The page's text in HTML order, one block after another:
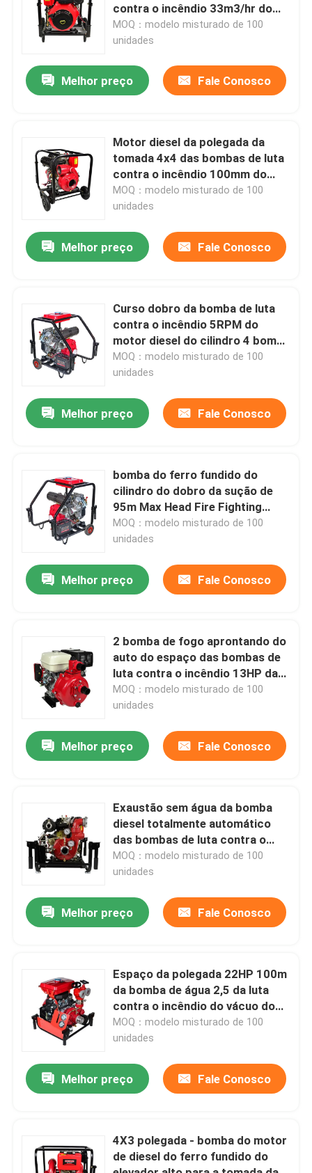
Produtos
Sobre nós
Excursão da fábrica
Contacte-nos
Notícia
Casos
Geradores de solda diesel
contra o incêndio 33m3/hr do
ferro fundido da polegada 50mm
MOQ：modelo misturado de 100
unidades
Melhor preço Fale Conosco
Motor diesel da polegada da
tomada 4x4 das bombas de luta
contra o incêndio 100mm do
ferro fundido do elevador alto
MOQ：modelo misturado de 100
unidades
Melhor preço Fale Conosco
Curso dobro da bomba de luta
contra o incêndio 5RPM do
motor diesel do cilindro 4 bomba
de água de 4 polegadas
MOQ：modelo misturado de 100
unidades
Melhor preço Fale Conosco
bomba do ferro fundido do
cilindro do dobro da sução de
95m Max Head Fire Fighting
Pumps 7m
MOQ：modelo misturado de 100
unidades
Melhor preço Fale Conosco
2 bomba de fogo aprontando do
auto do espaço das bombas de
luta contra o incêndio 13HP da
tartaruga da polegada 100m
MOQ：modelo misturado de 100
unidades
Melhor preço Fale Conosco
Exaustão sem água da bomba
diesel totalmente automático
das bombas de luta contra o
incêndio 11HP 12HP
MOQ：modelo misturado de 100
unidades
Melhor preço Fale Conosco
Espaço da polegada 22HP 100m
da bomba de água 2,5 da luta
contra o incêndio do vácuo do
motor de gasolina
MOQ：modelo misturado de 100
unidades
Melhor preço Fale Conosco
4X3 polegada - bomba do motor
de diesel do ferro fundido do